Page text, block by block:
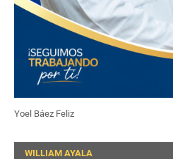
Yoel Báez Feliz
WILLIAM AYALA